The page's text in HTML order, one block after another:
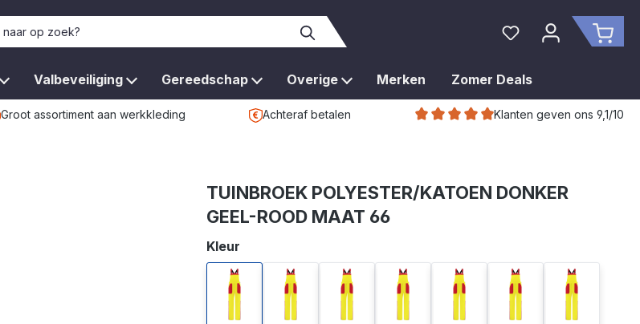
Je hebt 0 items op
Valbeveiliging Gereedschap Overige Merken Zomer Deals
Groot assortiment aan werkkleding Achteraf betalen
Klanten geven ons 9,1/10
TUINBROEK POLYESTER/KATOEN DONKER
GEEL-ROOD MAAT 66
Selecteer
Kleur
donkergeel/roodfuchsia/geelgeel/fuchsiageel/groengeel/korenblauwgeel/rood geel/zwart